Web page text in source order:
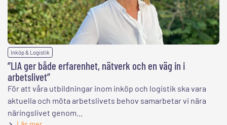
Inköp & Logistik
”LIA ger både erfarenhet, nätverk och en väg in i
arbetslivet”
För att våra utbildningar inom inköp och logistik ska vara
aktuella och möta arbetslivets behov samarbetar vi nära
näringslivet genom...